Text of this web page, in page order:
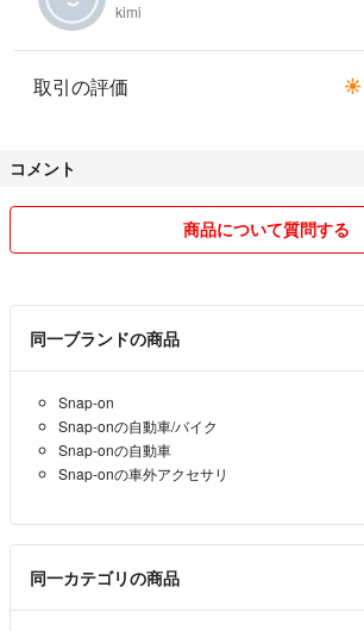
kimi
取引の評価
コメント
商品について質問する
同一ブランドの商品
Snap-on
Snap-onの自動車/バイク
Snap-onの自動車
Snap-onの車外アクセサリ
同一カテゴリの商品